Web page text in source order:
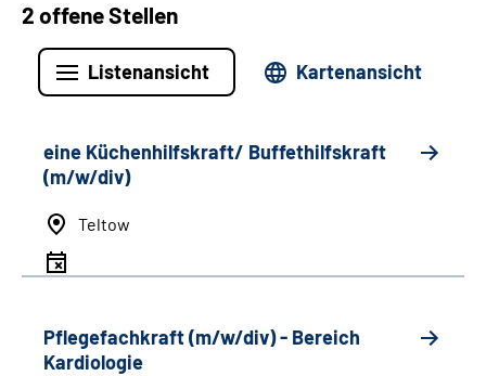
2 offene Stellen
Listenansicht Kartenansicht
eine Küchenhilfskraft/ Buffethilfskraft
(m/w/div)
Teltow
Pflegefachkraft (m/w/div) - Bereich
Kardiologie